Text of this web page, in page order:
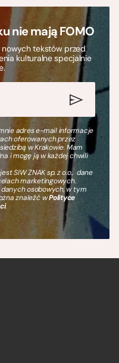
nie mają FOMO
tekstów przed
kulturalne specjalnie
adres e-mail informacje
oferowanych przez
w Krakowie. Mam
i mogę ją w każdej chwili
SIW ZNAK sp. z o.o., dane
marketingowych.
osobowych, w tym
znaleźć wPolityce
.